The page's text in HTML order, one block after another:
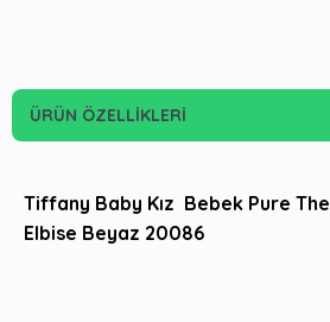
ÜRÜN ÖZELLIKLERI
Tiffany Baby Kız Bebek Pure
Elbise Beyaz 20086